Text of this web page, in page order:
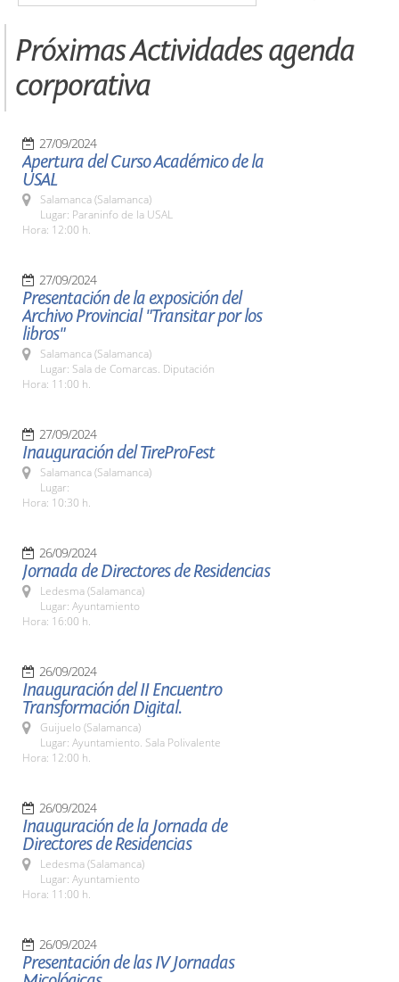
Próximas Actividades agenda
corporativa
27/09/2024
Apertura del Curso Académico de la
USAL
Salamanca (Salamanca)
Lugar: Paraninfo de la USAL
Hora: 12:00 h.
27/09/2024
Presentación de la exposición del
Archivo Provincial "Transitar por los
libros"
Salamanca (Salamanca)
Lugar: Sala de Comarcas. Diputación
Hora: 11:00 h.
27/09/2024
Inauguración del TireProFest
Salamanca (Salamanca)
Lugar:
Hora: 10:30 h.
26/09/2024
Jornada de Directores de Residencias
Ledesma (Salamanca)
Lugar: Ayuntamiento
Hora: 16:00 h.
26/09/2024
Inauguración del II Encuentro
Transformación Digital.
Guijuelo (Salamanca)
Lugar: Ayuntamiento. Sala Polivalente
Hora: 12:00 h.
26/09/2024
Inauguración de la Jornada de
Directores de Residencias
Ledesma (Salamanca)
Lugar: Ayuntamiento
Hora: 11:00 h.
26/09/2024
Presentación de las IV Jornadas